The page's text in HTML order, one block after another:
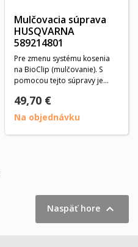
Mulčovacia súprava
HUSQVARNA
589214801
Pre zmenu systému kosenia
na BioClip (mulčovanie). S
pomocou tejto súpravy je
49,70 €
Na objednávku
Naspäť hore 